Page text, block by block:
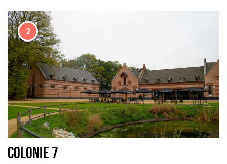
COLONIE 7